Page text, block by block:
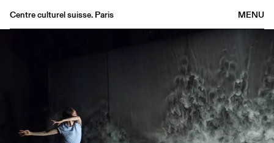
MENU
Centre culturel suisse. Paris
Médiathèque
Éditions